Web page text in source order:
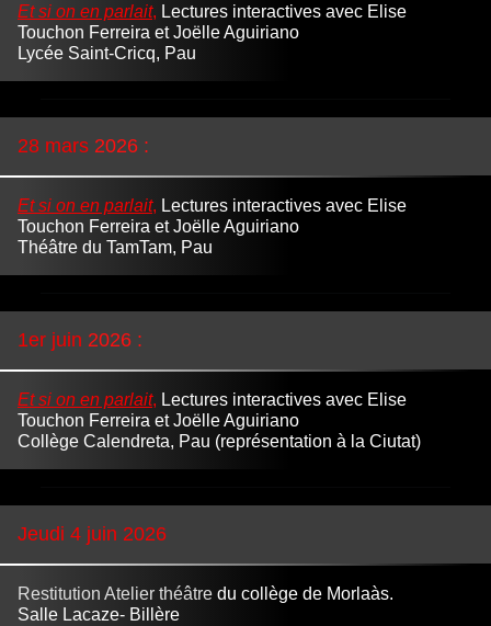
Et si on en parlait, Lectures interactives avec Elise
Touchon Ferreira et Joëlle Aguiriano
Lycée Saint-Cricq, Pau
28 mars 2026 :
Et si on en parlait, Lectures interactives avec Elise
Touchon Ferreira et Joëlle Aguiriano
Théâtre du TamTam, Pau
1er juin 2026 :
Et si on en parlait, Lectures interactives avec Elise
Touchon Ferreira et Joëlle Aguiriano
Collège Calendreta, Pau (représentation à la Ciutat)
Jeudi 4 juin 2026
Restitution Atelier théâtre du collège de Morlaàs.
Salle Lacaze- Billère